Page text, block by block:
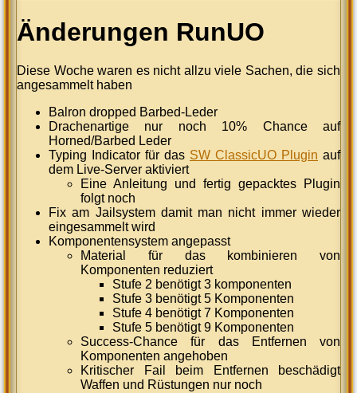
Änderungen RunUO
Diese Woche waren es nicht allzu viele Sachen, die sich
angesammelt haben
Balron dropped Barbed-Leder
Drachenartige nur noch 10% Chance auf
Horned/Barbed Leder
Typing Indicator für das SW ClassicUO Plugin auf
dem Live-Server aktiviert
Eine Anleitung und fertig gepacktes Plugin
folgt noch
Fix am Jailsystem damit man nicht immer wieder
eingesammelt wird
Komponentensystem angepasst
Material für das kombinieren von
Komponenten reduziert
Stufe 2 benötigt 3 komponenten
Stufe 3 benötigt 5 Komponenten
Stufe 4 benötigt 7 Komponenten
Stufe 5 benötigt 9 Komponenten
Success-Chance für das Entfernen von
Komponenten angehoben
Kritischer Fail beim Entfernen beschädigt
Waffen und Rüstungen nur noch